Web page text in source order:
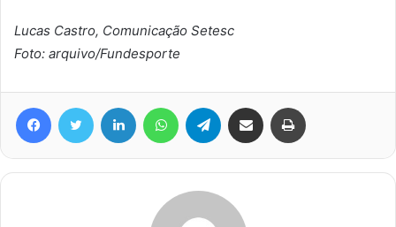
Lucas Castro, Comunicação Setesc
Foto: arquivo/Fundesporte
FacebookTwitter Linkedin WhatsAppTelegram Compartilhar via e-mail